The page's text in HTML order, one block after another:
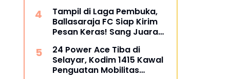
ini daftarnya
Tampil di Laga Pembuka,
Ballasaraja FC Siap Kirim
Pesan Keras! Sang Juara
Sempurna di Piala
Kemerdekaan Bulukumpa
2026
24 Power Ace Tiba di
Selayar, Kodim 1415 Kawal
Penguatan Mobilitas